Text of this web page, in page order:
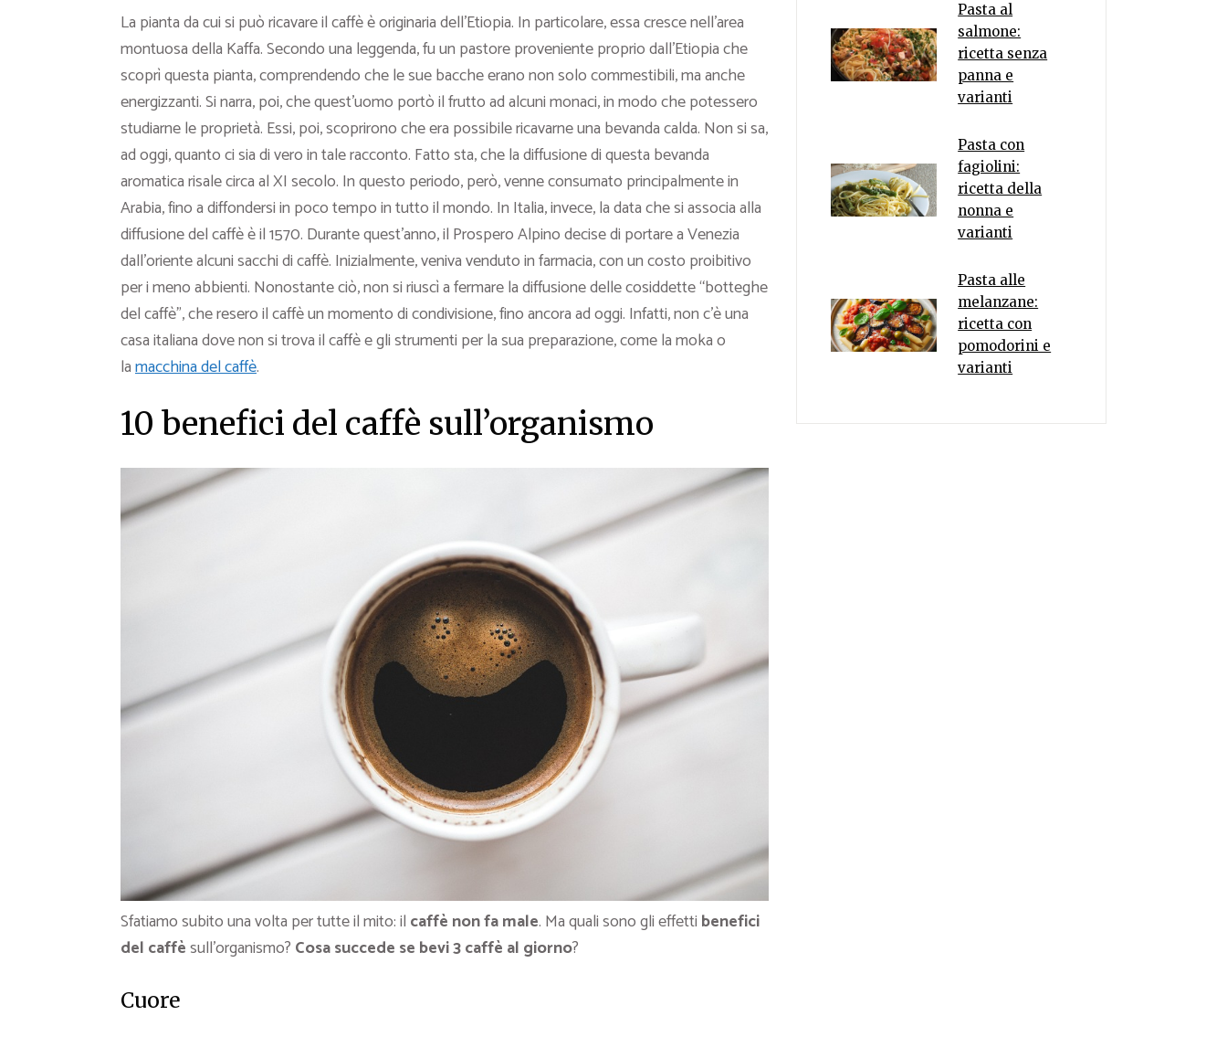
La pianta da cui si può ricavare il caffè è originaria dell’Etiopia. In particolare, essa cresce nell’area
montuosa della Kaffa. Secondo una leggenda, fu un pastore proveniente proprio dall’Etiopia che
scoprì questa pianta, comprendendo che le sue bacche erano non solo commestibili, ma anche
energizzanti. Si narra, poi, che quest’uomo portò il frutto ad alcuni monaci, in modo che potessero
studiarne le proprietà. Essi, poi, scoprirono che era possibile ricavarne una bevanda calda. Non si sa,
ad oggi, quanto ci sia di vero in tale racconto. Fatto sta, che la diffusione di questa bevanda
aromatica risale circa al XI secolo. In questo periodo, però, venne consumato principalmente in
Arabia, fino a diffondersi in poco tempo in tutto il mondo. In Italia, invece, la data che si associa alla
diffusione del caffè è il 1570. Durante quest’anno, il Prospero Alpino decise di portare a Venezia
dall’oriente alcuni sacchi di caffè. Inizialmente, veniva venduto in farmacia, con un costo proibitivo
per i meno abbienti. Nonostante ciò, non si riuscì a fermare la diffusione delle cosiddette “botteghe
del caffè”, che resero il caffè un momento di condivisione, fino ancora ad oggi. Infatti, non c’è una
casa italiana dove non si trova il caffè e gli strumenti per la sua preparazione, come la moka o
lamacchina del caffè.
10 benefici del caffè sull’organismo
Sfatiamo subito una volta per tutte il mito: il caffè non fa male. Ma quali sono gli effetti benefici
del caffèsull’organismo? Cosa succede se bevi 3 caffè al giorno?
Cuore
Pasta al
salmone:
ricetta senza
panna e
varianti
Pasta con
fagiolini:
ricetta della
nonna e
varianti
Pasta alle
melanzane:
ricetta con
pomodorini e
varianti